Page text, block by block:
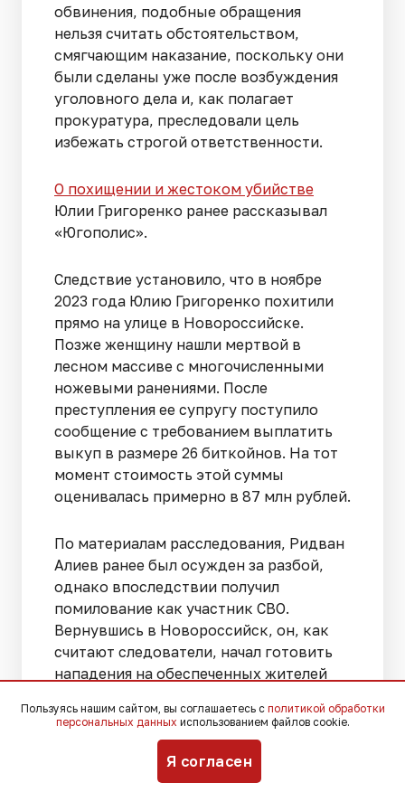
обвинения, подобные обращения
нельзя считать обстоятельством,
смягчающим наказание, поскольку они
были сделаны уже после возбуждения
уголовного дела и, как полагает
прокуратура, преследовали цель
избежать строгой ответственности.
О похищении и жестоком убийстве
Юлии Григоренко ранее рассказывал
«Югополис».
Следствие установило, что в ноябре
2023 года Юлию Григоренко похитили
прямо на улице в Новороссийске.
Позже женщину нашли мертвой в
лесном массиве с многочисленными
ножевыми ранениями. После
преступления ее супругу поступило
сообщение с требованием выплатить
выкуп в размере 26 биткойнов. На тот
момент стоимость этой суммы
оценивалась примерно в 87 млн рублей.
По материалам расследования, Ридван
Алиев ранее был осужден за разбой,
однако впоследствии получил
помилование как участник СВО.
Вернувшись в Новороссийск, он, как
считают следователи, начал готовить
нападения на обеспеченных жителей
что внимание Алиева привлек
автомобиль новой модели BMW,
которым пользовалась Юлия
Григоренко, после чего именно она
Пользуясь нашим сайтом, вы соглашаетесь с политикой обработки
персональных данных использованием файлов cookie.
Я согласен